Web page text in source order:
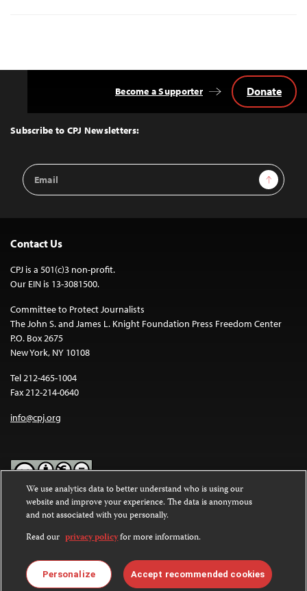
Top
Subscribe to CPJ Newsletters:
Email
Address
Sign Up
Become a Supporter Donate
Contact Us
CPJ is a 501(c)3 non-profit.
Our EIN is 13-3081500.
Committee to Protect Journalists
The John S. and James L. Knight Foundation Press Freedom Center
P.O. Box 2675
New York, NY 10108
Tel 212-465-1004
Fax 212-214-0640
info@cpj.org
Except where noted, text on this website is licensed under a
Commons Attribution-NonCommercial-NoDerivatives 4.0
International License.
Images and other media are not covered by the Creative Commons
license. For more information about permissions, see ourFAQs
We use analytics data to better understand who is using our
website and improve your experience. The data is anonymous
and not associated with you personally.
Read our privacy policyfor more information.
Personalize Accept recommended cookies